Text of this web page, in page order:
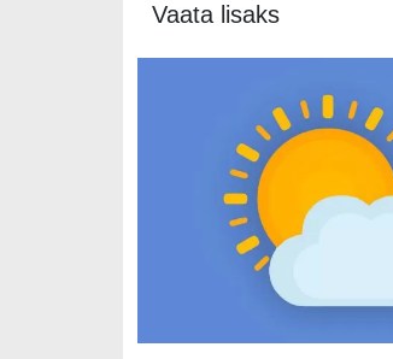
Vaata lisaks